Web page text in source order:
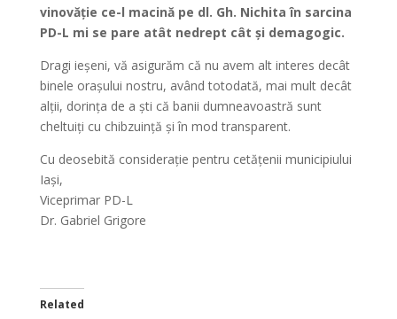
vinovăție ce-l macină pe dl. Gh. Nichita în sarcina
PD-L mi se pare atât nedrept cât și demagogic.
Dragi ieșeni, vă asigurăm că nu avem alt interes decât
binele orașului nostru, având totodată, mai mult decât
alții, dorința de a ști că banii dumneavoastră sunt
cheltuiți cu chibzuință și în mod transparent.
Cu deosebită considerație pentru cetățenii municipiului
Iași,
Viceprimar PD-L
Dr. Gabriel Grigore
Related